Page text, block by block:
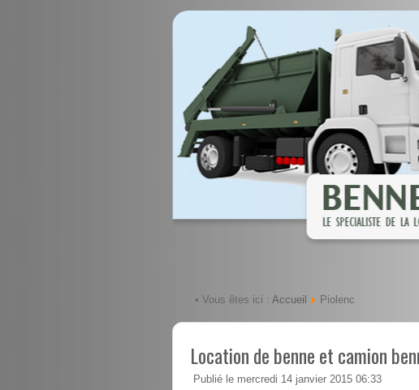
• Vous êtes ici : Accueil Piolenc
Location de benne et camion
Publié le mercredi 14 janvier 2015 06:33